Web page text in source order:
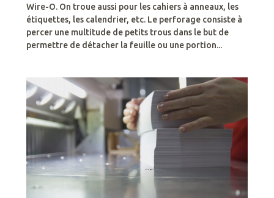
Wire-O. On troue aussi pour les cahiers à anneaux, les
étiquettes, les calendrier, etc. Le perforage consiste à
percer une multitude de petits trous dans le but de
permettre de détacher la feuille ou une portion...